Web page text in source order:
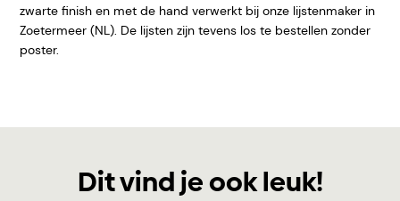
zwarte finish en met de hand verwerkt bij onze lijstenmaker in
Zoetermeer (NL). De lijsten zijn tevens los te bestellen zonder
poster.
Dit vind je ook leuk!